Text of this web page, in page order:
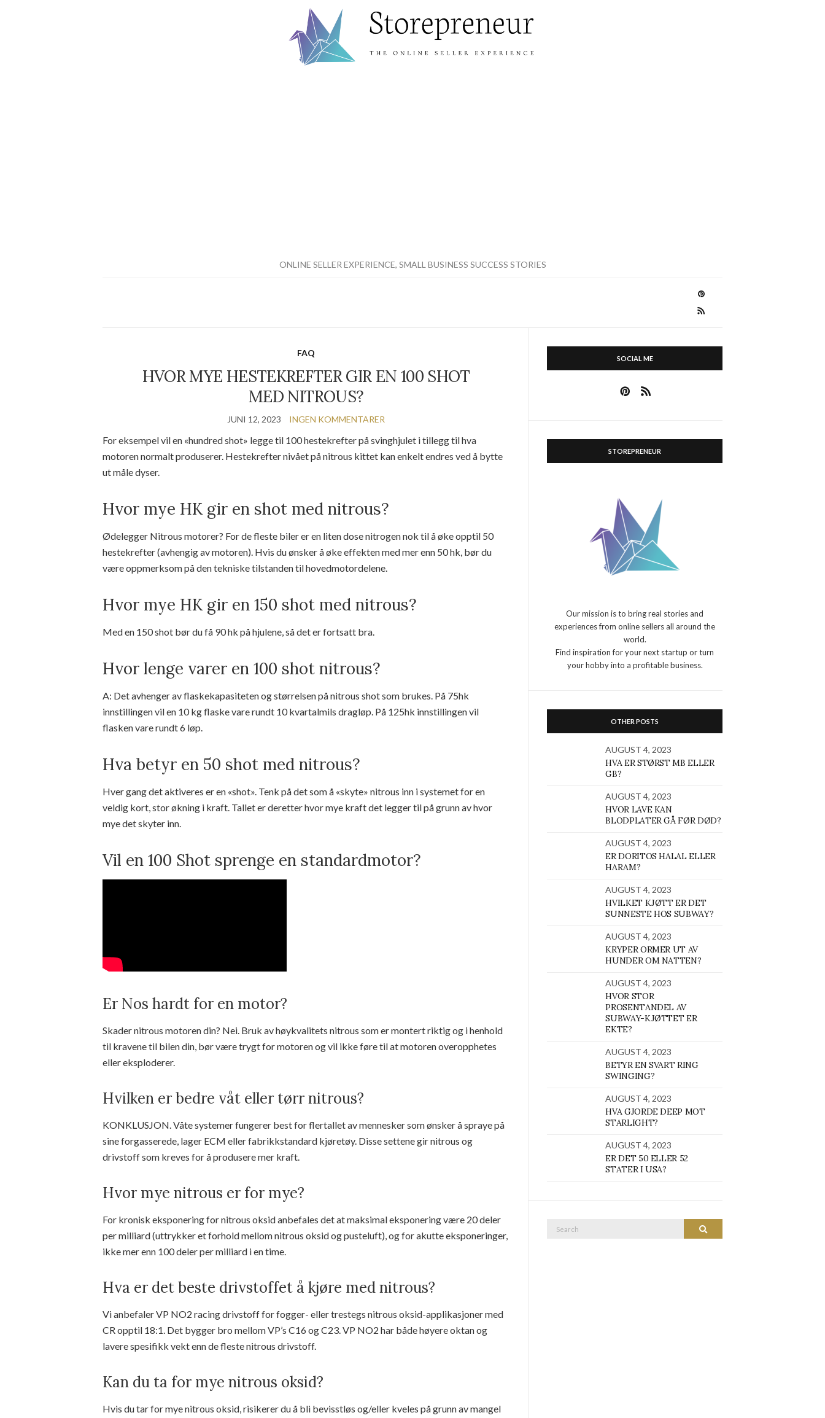
ONLINE SELLER EXPERIENCE, SMALL BUSINESS SUCCESS STORIES
FAQ
HVOR MYE HESTEKREFTER GIR EN 100 SHOT
MED NITROUS?
JUNI 12, 2023 INGEN KOMMENTARER
For eksempel vil en «hundred shot» legge til 100 hestekrefter på svinghjulet i tillegg til hva
motoren normalt produserer. Hestekrefter nivået på nitrous kittet kan enkelt endres ved å bytte
ut måle dyser.
Hvor mye HK gir en shot med nitrous?
Ødelegger Nitrous motorer? For de fleste biler er en liten dose nitrogen nok til å øke opptil 50
hestekrefter (avhengig av motoren). Hvis du ønsker å øke effekten med mer enn 50 hk, bør du
være oppmerksom på den tekniske tilstanden til hovedmotordelene.
Hvor mye HK gir en 150 shot med nitrous?
Med en 150 shot bør du få 90 hk på hjulene, så det er fortsatt bra.
Hvor lenge varer en 100 shot nitrous?
A: Det avhenger av flaskekapasiteten og størrelsen på nitrous shot som brukes. På 75hk
innstillingen vil en 10 kg flaske vare rundt 10 kvartalmils dragløp. På 125hk innstillingen vil
flasken vare rundt 6 løp.
Hva betyr en 50 shot med nitrous?
Hver gang det aktiveres er en «shot». Tenk på det som å «skyte» nitrous inn i systemet for en
veldig kort, stor økning i kraft. Tallet er deretter hvor mye kraft det legger til på grunn av hvor
mye det skyter inn.
Vil en 100 Shot sprenge en standardmotor?
Er Nos hardt for en motor?
Skader nitrous motoren din? Nei. Bruk av høykvalitets nitrous som er montert riktig og i henhold
til kravene til bilen din, bør være trygt for motoren og vil ikke føre til at motoren overopphetes
eller eksploderer.
Hvilken er bedre våt eller tørr nitrous?
KONKLUSJON. Våte systemer fungerer best for flertallet av mennesker som ønsker å spraye på
sine forgasserede, lager ECM eller fabrikkstandard kjøretøy. Disse settene gir nitrous og
drivstoff som kreves for å produsere mer kraft.
Hvor mye nitrous er for mye?
For kronisk eksponering for nitrous oksid anbefales det at maksimal eksponering være 20 deler
per milliard (uttrykker et forhold mellom nitrous oksid og pusteluft), og for akutte eksponeringer,
ikke mer enn 100 deler per milliard i en time.
Hva er det beste drivstoffet å kjøre med nitrous?
Vi anbefaler VP NO2 racing drivstoff for fogger- eller trestegs nitrous oksid-applikasjoner med
CR opptil 18:1. Det bygger bro mellom VP’s C16 og C23. VP NO2 har både høyere oktan og
lavere spesifikk vekt enn de fleste nitrous drivstoff.
Kan du ta for mye nitrous oksid?
Hvis du tar for mye nitrous oksid, risikerer du å bli bevisstløs og/eller kveles på grunn av mangel
SOCIAL ME
STOREPRENEUR
Our mission is to bring real stories and
experiences from online sellers all around the
world.
Find inspiration for your next startup or turn
your hobby into a profitable business.
OTHER POSTS
AUGUST 4, 2023
HVA ER STØRST MB ELLER
GB?
AUGUST 4, 2023
HVOR LAVE KAN
BLODPLATER GÅ FØR DØD?
AUGUST 4, 2023
ER DORITOS HALAL ELLER
HARAM?
AUGUST 4, 2023
HVILKET KJØTT ER DET
SUNNESTE HOS SUBWAY?
AUGUST 4, 2023
KRYPER ORMER UT AV
HUNDER OM NATTEN?
AUGUST 4, 2023
HVOR STOR
PROSENTANDEL AV
SUBWAY-KJØTTET ER
EKTE?
AUGUST 4, 2023
BETYR EN SVART RING
SWINGING?
AUGUST 4, 2023
HVA GJORDE DEEP MOT
STARLIGHT?
AUGUST 4, 2023
ER DET 50 ELLER 52
STATER I USA?
SEARCH